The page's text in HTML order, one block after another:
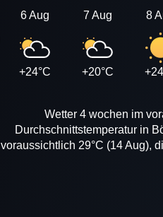
6 Aug
+24°C
7 Aug
+20°C
8
Wetter 4 wochen im
Durchschnittstemperatur in
voraussichtlich 29°C (14 Aug),